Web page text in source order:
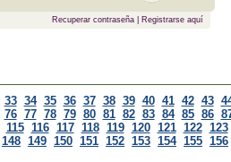
Recuperar contraseña| Registrarse aquí
33 34 35 36 37 38 39 40 41 42 43
76 77 78 79 80 81 82 83 84 85 86
115 116 117 118 119 120 121 122 123
148 149 150 151 152 153 154 155 156